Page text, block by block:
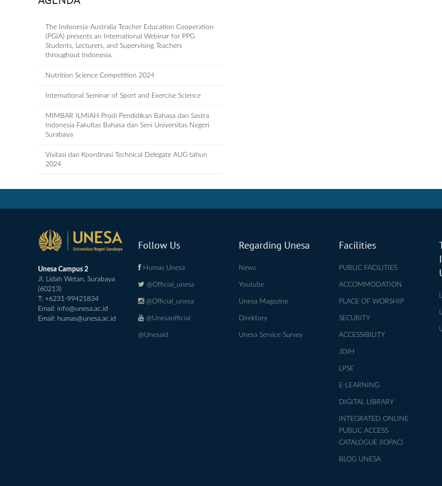
The Indonesia-Australia Teacher Education Cooperation
(PGIA) presents an International Webinar for PPG
Students, Lecturers, and Supervising Teachers
throughout Indonesia.
Nutrition Science Competition 2024
International Seminar of Sport and Exercise Science
MIMBAR ILMIAH Prodi Pendidikan Bahasa dan Sastra
Indonesia Fakultas Bahasa dan Seni Universitas Negeri
Surabaya
Visitasi dan Koordinasi Technical Delegate AUG tahun
2024
Unesa Campus 2
Jl. Lidah Wetan, Surabaya
(60213)
T: +6231-99421834
Email: info@unesa.ac.id
Email: humas@unesa.ac.id
Follow Us
Humas Unesa
@Official_unesa
@Official_unesa
@Unesaofficial
@Unesaid
Regarding Unesa
News
Youtube
Unesa Magazine
Direktory
Unesa Service Survey
Facilities
PUBLIC FACILITIES
ACCOMMODATION
PLACE OF WORSHIP
SECURITY
ACCESSIBILITY
JDIH
LPSE
E-LEARNING
DIGITAL LIBRARY
INTEGRATED ONLINE
PUBLIC ACCESS
CATALOGUE (IOPAC)
BLOG UNESA